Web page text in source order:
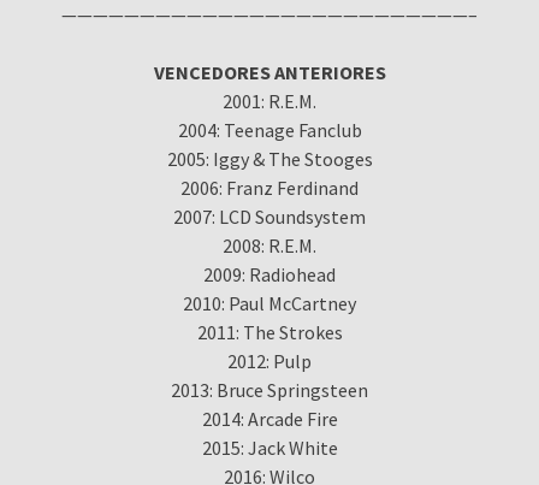
——————————————————————————–
VENCEDORES ANTERIORES
2001: R.E.M.
2004: Teenage Fanclub
2005: Iggy & The Stooges
2006: Franz Ferdinand
2007: LCD Soundsystem
2008: R.E.M.
2009: Radiohead
2010: Paul McCartney
2011: The Strokes
2012: Pulp
2013: Bruce Springsteen
2014: Arcade Fire
2015: Jack White
2016: Wilco